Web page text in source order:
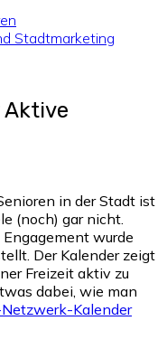
Stadtmarketing
in der Stadt ist
(noch) gar nicht.
wurde
Der Kalender zeigt
Freizeit aktiv zu
dabei, wie man
Kalender